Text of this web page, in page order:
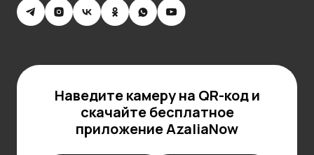
Наведите камеру на QR-код и
скачайте бесплатное
приложение AzaliaNow